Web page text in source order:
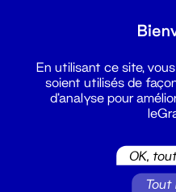
En utilisant ce site,
soient utilisés de
d'analyse pour
OK,
Tout